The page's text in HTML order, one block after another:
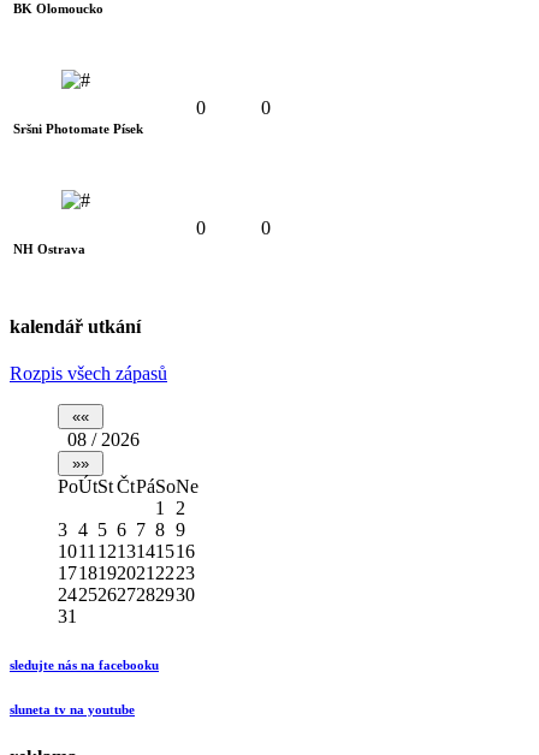
BK Olomoucko
Sršni Photomate Písek
0 0
NH Ostrava
0 0
kalendář utkání
Rozpis všech zápasů
08 / 2026
PoÚtStČtPáSoNe
1
2
3 4 5 6 7 8 9
1011 1213141516
1718192021 2223
24252627282930
31
sledujte nás na facebooku
sluneta tv na youtube